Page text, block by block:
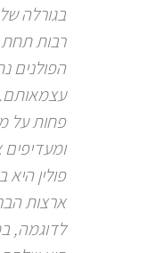
בגורלה
רבות תחת
הפולנים
פחות על
פולין
לדוגמה,